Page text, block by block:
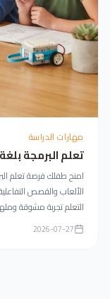
مهارات الدراسة
تعلم البرمجة
امنح طفلك فرصة تعلم
الألعاب والقصص
التعلم تجربة مشوقة
2026-07-27